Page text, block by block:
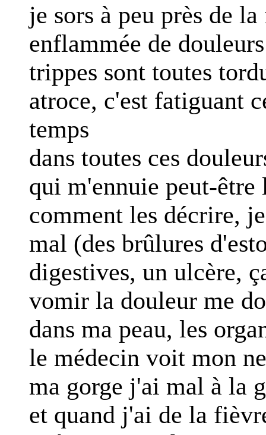
je sors à peu près de
enflammée de
trippes sont toutes
atroce, c'est fatiguant
temps
dans toutes ces
qui m'ennuie peut-être
comment les décrire,
mal (des brûlures
digestives, un ulcère,
vomir la douleur me
dans ma peau, les
le médecin voit mon
ma gorge j'ai mal à la
et quand j'ai de la